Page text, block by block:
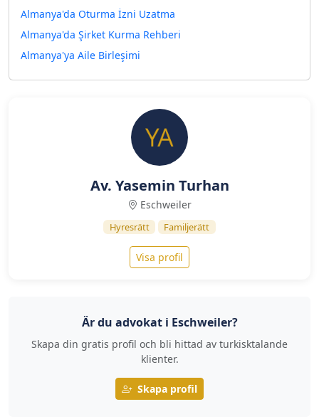
Almanya'da Oturma İzni Uzatma
Almanya'da Şirket Kurma Rehberi
Almanya'ya Aile Birleşimi
Av. Yasemin Turhan
Eschweiler
Hyresrätt Familjerätt
Visa profil
Är du advokat i Eschweiler?
Skapa din gratis profil och bli hittad av turkisktalande
klienter.
Skapa profil